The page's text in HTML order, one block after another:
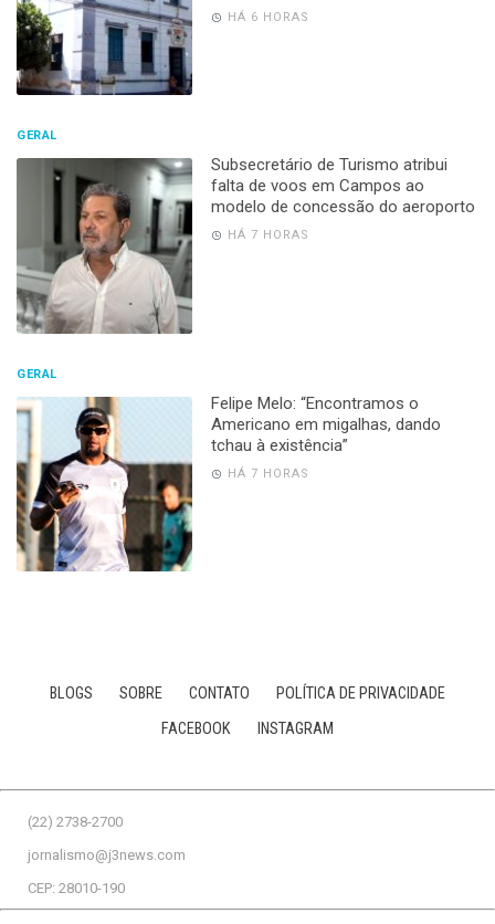
HÁ 6 HORAS
GERAL
Subsecretário de Turismo atribui
falta de voos em Campos ao
modelo de concessão do aeroporto
HÁ 7 HORAS
GERAL
Felipe Melo: “Encontramos o
Americano em migalhas, dando
tchau à existência”
HÁ 7 HORAS
BLOGS SOBRE CONTATO
POLÍTICA DE PRIVACIDADE
FACEBOOK
INSTAGRAM
(22) 2738-2700
jornalismo@j3news.com
CEP: 28010-190